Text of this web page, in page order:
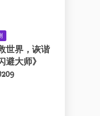
世界，诙谐
避大师》